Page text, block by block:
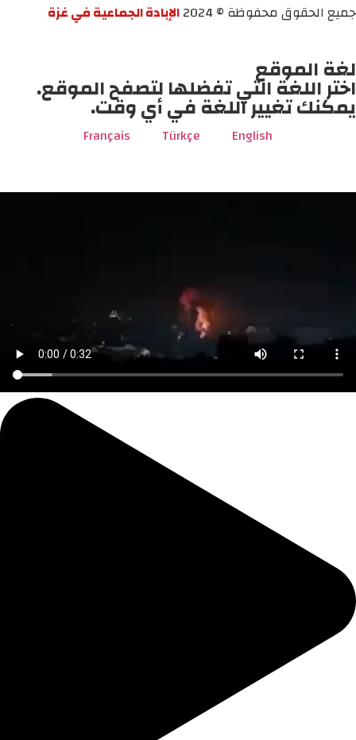
جميع الحقوق محفوظة © 2024
الإبادة الجماعية في غزة
لغة الموقع
اختر اللغة التي تفضلها لتصفح الموقع.
يمكنك تغيير اللغة في أي وقت.
English
Türkçe
Français